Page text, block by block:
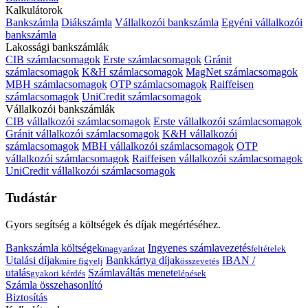
Kalkulátorok
Bankszámla Diákszámla Vállalkozói bankszámla Egyéni vállalkozói
bankszámla
Lakossági bankszámlák
CIB számlacsomagok Erste számlacsomagok Gránit
számlacsomagok K&H számlacsomagok MagNet számlacsomagok
MBH számlacsomagok OTP számlacsomagok Raiffeisen
számlacsomagok UniCredit számlacsomagok
Vállalkozói bankszámlák
CIB vállalkozói számlacsomagok Erste vállalkozói számlacsomagok
Gránit vállalkozói számlacsomagok K&H vállalkozói
számlacsomagok MBH vállalkozói számlacsomagok OTP
vállalkozói számlacsomagok Raiffeisen vállalkozói számlacsomagok
UniCredit vállalkozói számlacsomagok
Tudástár
Gyors segítség a költségek és díjak megértéséhez.
Bankszámla költségekmagyarázat Ingyenes számlavezetésfeltételek
Utalási díjakmire figyelj Bankkártya díjakösszevetés IBAN /
utalásgyakori kérdés Számlaváltás menetelépések
Számla összehasonlító
Biztosítás